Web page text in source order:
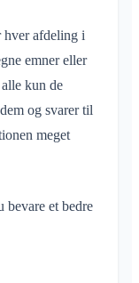
hver afdeling i
emner eller
kun de
og svarer til
meget
bevare et bedre